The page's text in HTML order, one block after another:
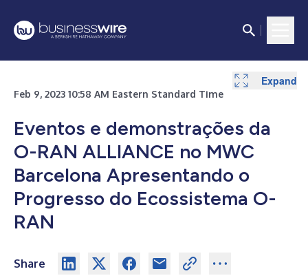
Feb 9, 2023 10:58 AM Eastern Standard Time
Eventos e demonstrações da
O-RAN ALLIANCE no MWC
Barcelona Apresentando o
Progresso do Ecossistema O-
RAN
Share
Expand
Expand